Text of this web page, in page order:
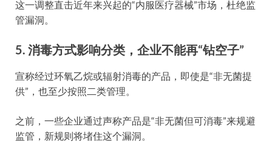
这一调整直击近年来兴起的“内服医疗器械”市场，杜绝监
管漏洞。
5. 消毒方式影响分类，企业不能再“钻空子”
宣称经过环氧乙烷或辐射消毒的产品，即使是“非无菌提
供”，也至少按照二类管理。
之前，一些企业通过声称产品是“非无菌但可消毒”来规避
监管，新规则将堵住这个漏洞。